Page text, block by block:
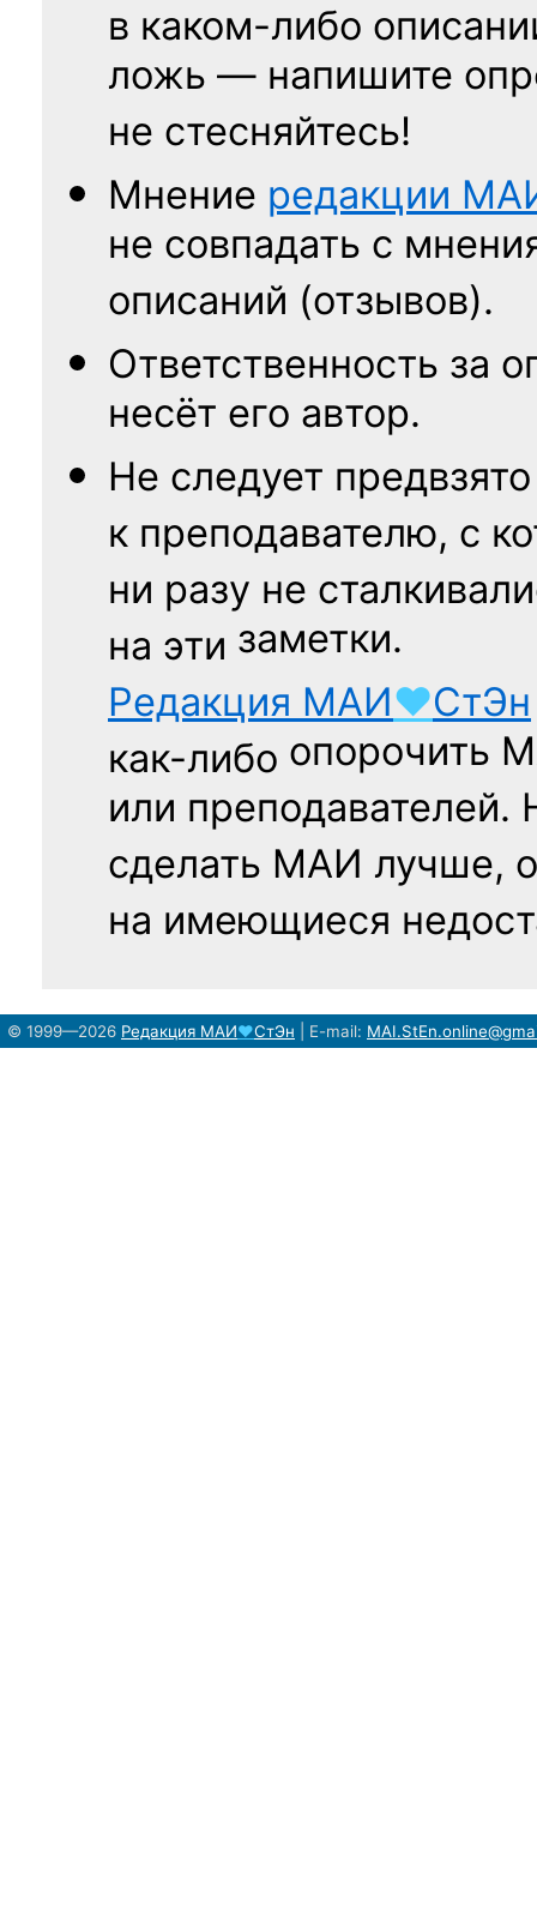
в каком-либо
ложь — напишите
не стесняйтесь!
Мнение редакции
не совпадать с
описаний (отзывов).
Ответственность за
несёт его автор.
Не следует
к преподавателю, с
ни разу не
на эти заметки.
Редакция МАИ♥СтЭн
как-либо опорочить
или
сделать МАИ лучше,
на имеющиеся
© 1999—2026 Редакция МАИ♥СтЭн E-mail: